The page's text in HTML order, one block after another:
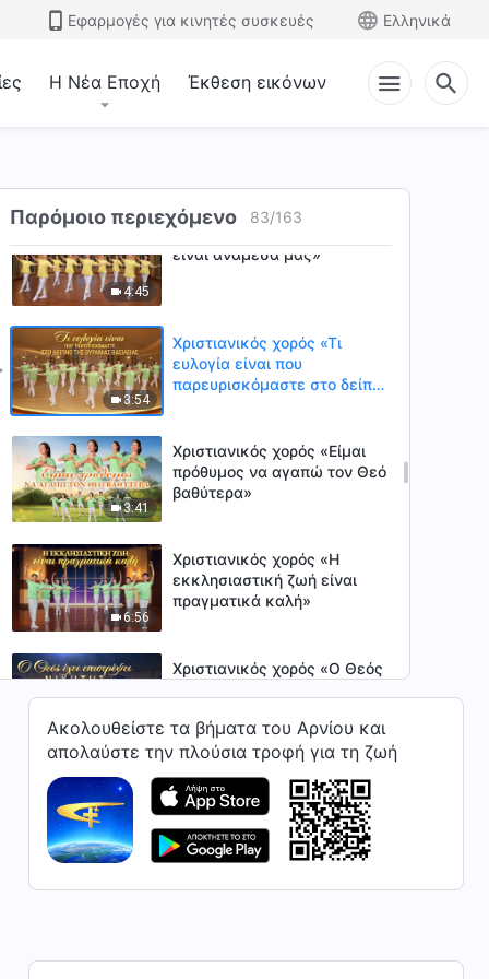
Εφαρμογές για κινητές συσκευές Ελληνικά
Η Νέα Εποχή Έκθεση εικόνων
Παρόμοιο περιεχόμενο 83/163
Χριστιανικός χορός
Εσένα»
έσχατων ημερών»
4:45
Χριστιανικός χορός «Ο Θεός
είναι ανάμεσά μας»
3:54
Χριστιανικός χορός «Τι
ευλογία είναι που
παρευρισκόμαστε στο δείπνο
3:41
Χριστιανικός χορός «Είμαι
πρόθυμος να αγαπώ τον Θεό
βαθύτερα»
6:56
Χριστιανικός χορός «Η
εκκλησιαστική ζωή είναι
πραγματικά καλή»
5:06
Χριστιανικός χορός «Ο Θεός
4:57
Χριστιανικός χορός «Ο Θεός
εκφράζει την αλήθεια και
μας σώζει»
Χριστιανικός χορός «Ο Θεός
Ακολουθείστε τα βήματα του Αρνίου και
απολαύστε την πλούσια τροφή για τη ζωή